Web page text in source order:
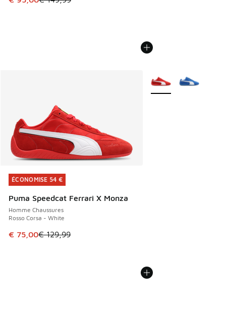
ÉCONOMISE 54 €
Puma Speedcat Ferrari X Monza
Homme Chaussures
Rosso Corsa - White
Cet article est en promotion. Prix en baisse de € 129,99 à
€ 75,00€ 129,99
ÉCONOMISE 54 €
Plus de couleurs